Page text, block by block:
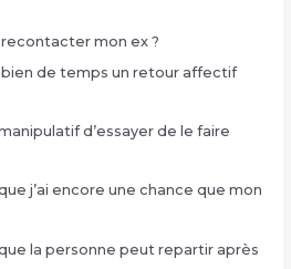
mon ex ?
de temps un retour affectif
d’essayer de le faire
j’ai encore une chance que mon
la personne peut repartir après